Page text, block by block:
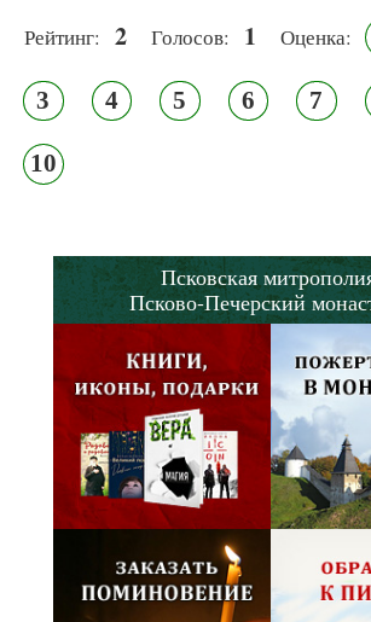
Рейтинг: 2 Голосов: 1 Оценка:
3 4 5 6 7
10
Псковская
Псково-Печерский